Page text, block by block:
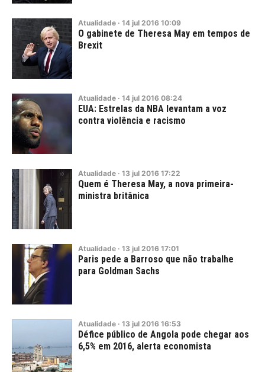
Atualidade · 14 jul 2016 10:09
O gabinete de Theresa May em tempos de
Brexit
Atualidade · 14 jul 2016 08:24
EUA: Estrelas da NBA levantam a voz
contra violência e racismo
Atualidade · 13 jul 2016 17:22
Quem é Theresa May, a nova primeira-
ministra britânica
Atualidade · 13 jul 2016 17:01
Paris pede a Barroso que não trabalhe
para Goldman Sachs
Atualidade · 13 jul 2016 16:53
Défice público de Angola pode chegar aos
6,5% em 2016, alerta economista